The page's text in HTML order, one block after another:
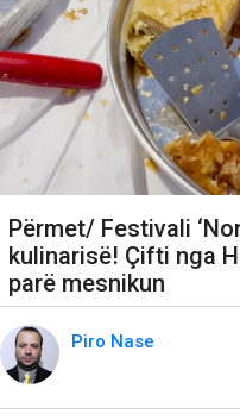
Përmet/ Festivali
kulinarisë! Çifti nga
parë mesnikun
Piro Nase